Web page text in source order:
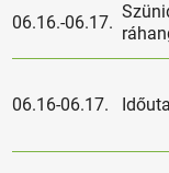
06.16.-06.17.
06.16-06.17.